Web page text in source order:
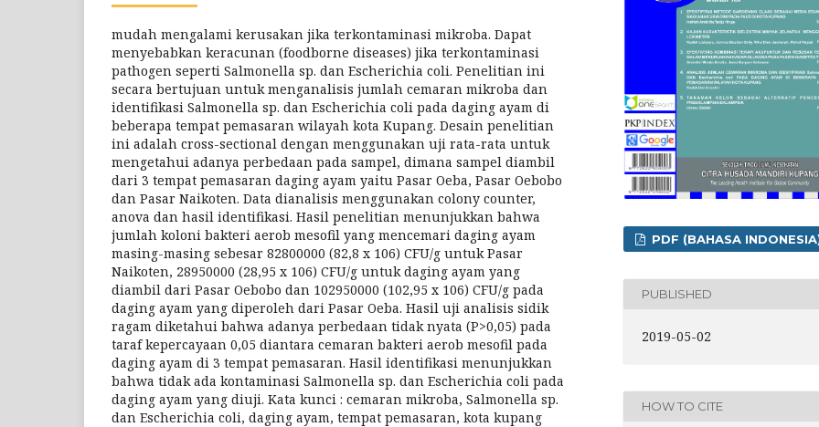
mudah mengalami kerusakan jika terkontaminasi mikroba. Dapat
menyebabkan keracunan (foodborne diseases) jika terkontaminasi
pathogen seperti Salmonella sp. dan Escherichia coli. Penelitian ini
secara bertujuan untuk menganalisis jumlah cemaran mikroba dan
identifikasi Salmonella sp. dan Escherichia coli pada daging ayam di
beberapa tempat pemasaran wilayah kota Kupang. Desain penelitian
ini adalah cross-sectional dengan menggunakan uji rata-rata untuk
mengetahui adanya perbedaan pada sampel, dimana sampel diambil
dari 3 tempat pemasaran daging ayam yaitu Pasar Oeba, Pasar Oebobo
dan Pasar Naikoten. Data dianalisis menggunakan colony counter,
anova dan hasil identifikasi. Hasil penelitian menunjukkan bahwa
jumlah koloni bakteri aerob mesofil yang mencemari daging ayam
masing-masing sebesar 82800000 (82,8 x 106) CFU/g untuk Pasar
Naikoten, 28950000 (28,95 x 106) CFU/g untuk daging ayam yang
diambil dari Pasar Oebobo dan 102950000 (102,95 x 106) CFU/g pada
daging ayam yang diperoleh dari Pasar Oeba. Hasil uji analisis sidik
ragam diketahui bahwa adanya perbedaan tidak nyata (P>0,05) pada
taraf kepercayaan 0,05 diantara cemaran bakteri aerob mesofil pada
daging ayam di 3 tempat pemasaran. Hasil identifikasi menunjukkan
bahwa tidak ada kontaminasi Salmonella sp. dan Escherichia coli pada
daging ayam yang diuji. Kata kunci : cemaran mikroba, Salmonella sp.
dan Escherichia coli, daging ayam, tempat pemasaran, kota kupang
PDF (BAHASA
PUBLISHED
2019-05-02
HOW TO CITE